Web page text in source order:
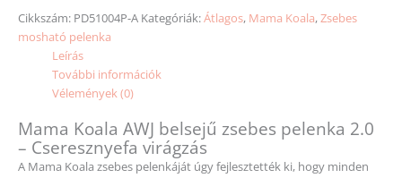
Cikkszám: PD51004P-A Kategóriák:Átlagos, Mama Koala,Zsebes
mosható pelenka
Leírás
További információk
Vélemények (0)
Mama Koala AWJ belsejű zsebes pelenka 2.0
– Cseresznyefa virágzás
A Mama Koala zsebes pelenkáját úgy fejlesztették ki, hogy minden